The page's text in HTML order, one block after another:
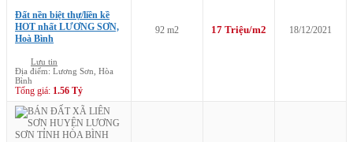
Đất nền biệt thự/liền kề
HOT nhất LƯƠNG SƠN,
Hoà Bình
Lưu tin
Địa điểm: Lương Sơn, Hòa
Bình
Tổng giá: 1.56 Tỷ
92 m2 17 Triệu/m2 18/12/2021